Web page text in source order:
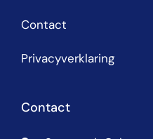
Contact
Privacyverklaring
Contact